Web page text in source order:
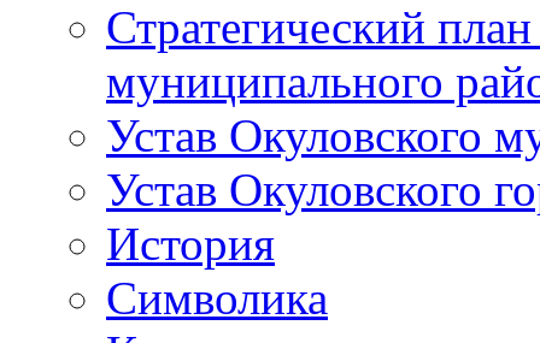
Стратегический
муниципального
Устав Окуловского
Устав Окуловского
История
Символика